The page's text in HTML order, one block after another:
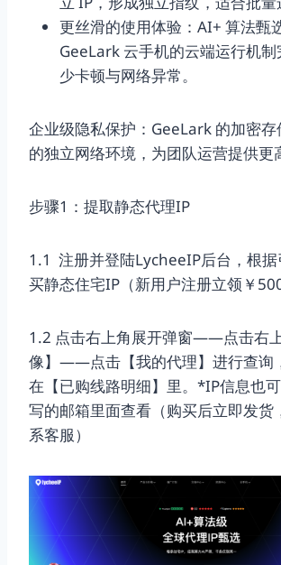
更丝滑的使用体验：AI+ 算法甄
GeeLark 云手机的云端运行机
少卡顿与网络异常。
企业级隐私保护：GeeLark 的加密
的独立网络环境，为团队运营提供更
步骤1：提取静态代理IP
1.1 注册并登陆LycheeIP后台，根据
买静态住宅IP（新用户注册立领￥
1.2 点击右上角展开弹窗——点击右
像】——点击【我的代理】进行查询
在【已购线路明细】里。*IP信息也
写的邮箱里面查看（购买后立即发货
系客服）